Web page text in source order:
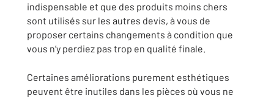
indispensable et que des produits moins chers
sont utilisés sur les autres devis, à vous de
proposer certains changements à condition que
vous n’y perdiez pas trop en qualité finale.
Certaines améliorations purement esthétiques
peuvent être inutiles dans les pièces où vous ne